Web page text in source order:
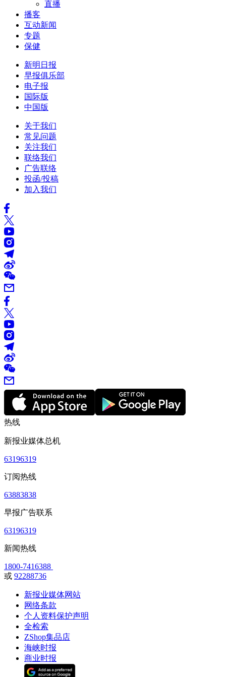
直播
播客
互动新闻
专题
保健
新明日报
早报俱乐部
电子报
国际版
中国版
关于我们
常见问题
关注我们
联络我们
广告联络
投函/投稿
加入我们
热线
新报业媒体总机
63196319
订阅热线
63883838
早报广告联系
63196319
新闻热线
1800-7416388
或 92288736
新报业媒体网站
网络条款
个人资料保护声明
全检索
ZShop集品店
海峡时报
商业时报